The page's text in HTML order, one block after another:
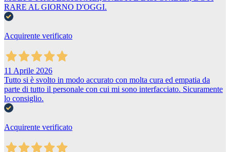
RARE AL GIORNO D'OGGI.
Acquirente verificato
11 Aprile 2026
Tutto si è svolto in modo accurato con molta cura ed empatia da
parte di tutto il personale con cui mi sono interfacciato. Sicuramente
lo consiglio.
Acquirente verificato